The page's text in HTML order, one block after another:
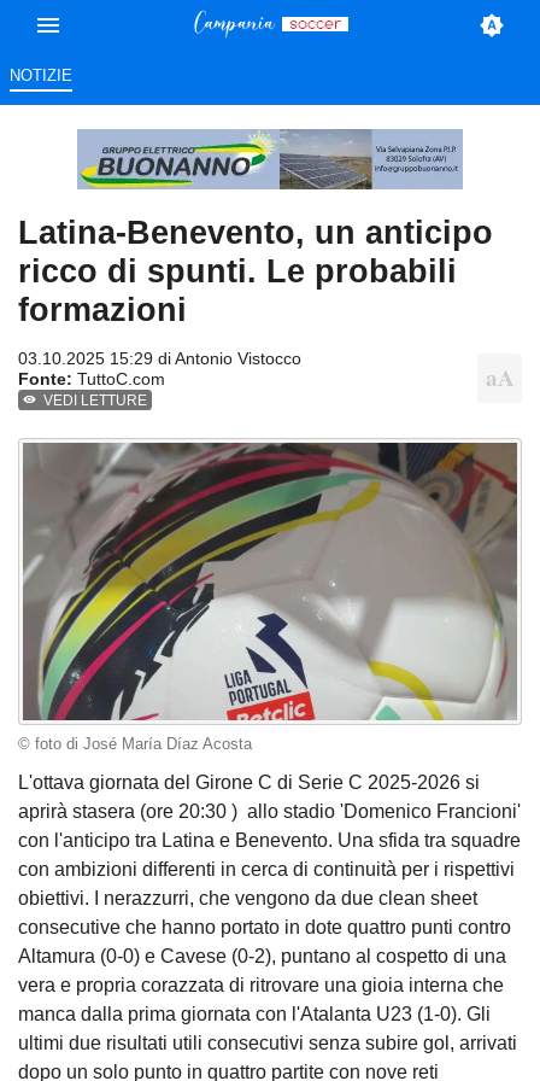
NOTIZIE
Latina-Benevento, un anticipo
ricco di spunti. Le probabili
formazioni
03.10.2025 15:29 diAntonio Vistocco
Fonte: TuttoC.com
VEDI LETTURE
© foto di José María Díaz Acosta
L'ottava giornata del Girone C di Serie C 2025-2026 si
aprirà stasera (ore 20:30 ) allo stadio 'Domenico Francioni'
con l'anticipo tra Latina e Benevento. Una sfida tra squadre
con ambizioni differenti in cerca di continuità per i rispettivi
obiettivi. I nerazzurri, che vengono da due clean sheet
consecutive che hanno portato in dote quattro punti contro
Altamura (0-0) e Cavese (0-2), puntano al cospetto di una
vera e propria corazzata di ritrovare una gioia interna che
manca dalla prima giornata con l'Atalanta U23 (1-0). Gli
ultimi due risultati utili consecutivi senza subire gol, arrivati
dopo un solo punto in quattro partite con nove reti